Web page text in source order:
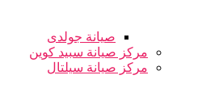
صيانة جولدى
مركز صيانة سبيد كوين
مركز صيانة سيلتال